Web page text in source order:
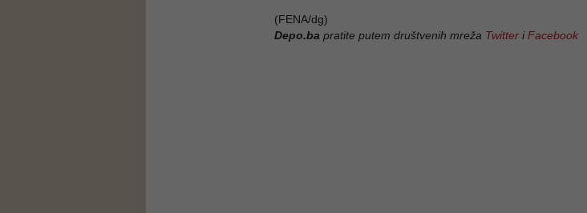
(FENA/dg)
Depo.ba pratite putem društvenih mreža Twitter iFacebook